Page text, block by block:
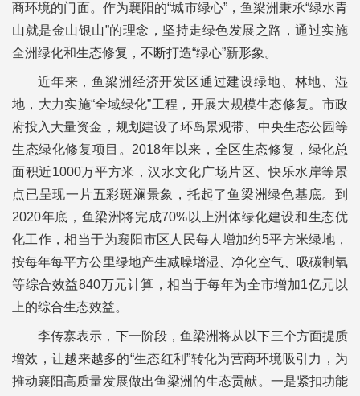
商环境的门面。作为襄阳的“城市绿心”，鱼梁洲秉承“绿水青
山就是金山银山”的理念，坚持走绿色发展之路，通过实施
全洲绿化和生态修复，不断打造“绿心”新形象。
近年来，鱼梁洲经济开发区通过建设绿地、林地、湿
地，大力实施“全域绿化”工程，开展大规模生态修复。市政
府投入大量资金，规划建设了环岛景观带、中央生态公园等
生态绿化修复项目。2018年以来，全区生态修复，绿化总
面积近1000万平方米，汉水文化广场片区、快乐水岸等景
点已呈现一片五彩斑斓景象，托起了鱼梁洲绿色基底。到
2020年底，鱼梁洲将完成70%以上洲体绿化建设和生态优
化工作，相当于为襄阳市区人民每人增加约5平方米绿地，
按每年每平方公里绿地产生减噪增湿、净化空气、吸碳制氧
等综合效益840万元计算，相当于每年为全市增加1亿元以
上的综合生态效益。
李传寨表示，下一阶段，鱼梁洲将从以下三个方面提质
增效，让越来越多的“生态红利”转化为营商环境吸引力，为
推动襄阳高质量发展做出鱼梁洲的生态贡献。一是紧扣功能